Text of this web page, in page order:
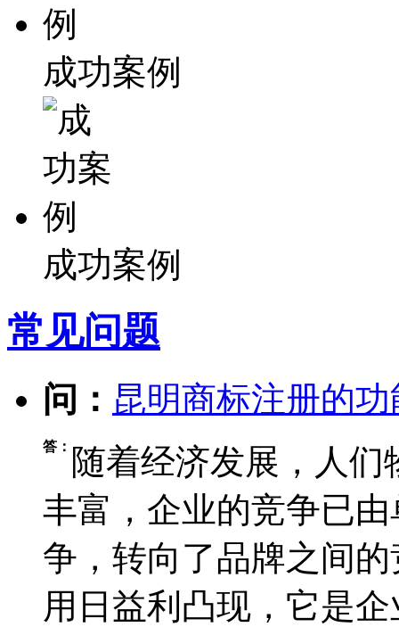
成功案例
成功案例
常见问题
问： 昆明商标注册的
答： 随着经济发展，人
丰富，企业的竞争已
争，转向了品牌之间
用日益利凸现，它是